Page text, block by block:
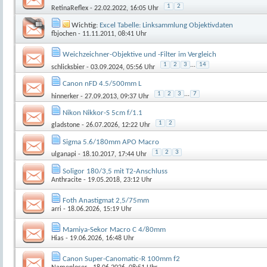
RetinaReflex - 22.02.2022, 16:05 Uhr 1 2
Wichtig: Excel Tabelle: Linksammlung Objektivdaten
fbjochen - 11.11.2011, 08:41 Uhr
Weichzeichner-Objektive und -Filter im Vergleich
schlicksbier - 03.09.2024, 05:56 Uhr 1 2 3 ... 14
Canon nFD 4.5/500mm L
hinnerker - 27.09.2013, 09:37 Uhr 1 2 3 ... 7
Nikon Nikkor-S 5cm f/1.1
gladstone - 26.07.2026, 12:22 Uhr 1 2
Sigma 5.6/180mm APO Macro
ulganapi - 18.10.2017, 17:44 Uhr 1 2 3
Soligor 180/3,5 mit T2-Anschluss
Anthracite - 19.05.2018, 23:12 Uhr
Foth Anastigmat 2,5/75mm
arri - 18.06.2026, 15:19 Uhr
Mamiya-Sekor Macro C 4/80mm
Hias - 19.06.2026, 16:48 Uhr
Canon Super-Canomatic-R 100mm f2